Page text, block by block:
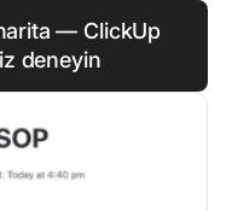
— ClickUp
deneyin